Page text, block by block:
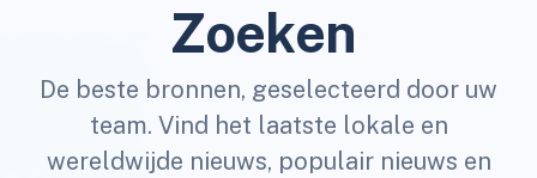
Zoeken
De beste bronnen, geselecteerd door uw
team. Vind het laatste lokale en
wereldwijde nieuws, populair nieuws en